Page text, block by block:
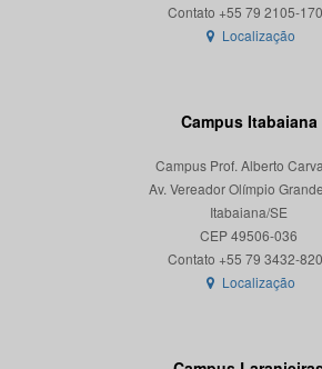
Localização
Campus Itabaiana
Campus Prof. Alberto
Av. Vereador Olímpio
Itabaiana/SE
CEP 49506-036
Localização